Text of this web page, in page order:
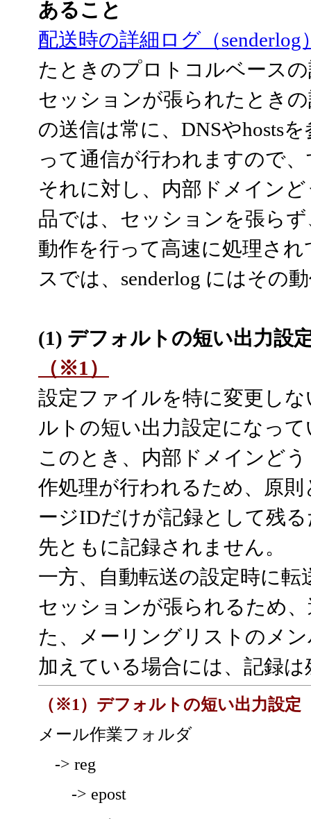
あること
配送時の詳細ログ（senderlog
たときのプロトコルベース
セッションが張られたとき
の送信は常に、DNSやhosts
って通信が行われますので
それに対し、内部ドメイン
品では、セッションを張ら
動作を行って高速に処理さ
スでは、senderlog にはその
(1) デフォルトの短い出力設
（※1）
設定ファイルを特に変更し
ルトの短い出力設定になっ
このとき、内部ドメインど
作処理が行われるため、原
ージIDだけが記録として残
先ともに記録されません。
一方、自動転送の設定時に
セッションが張られるため
た、メーリングリストのメ
加えている場合には、記録
（※1）デフォルトの短い出力設定
メール作業フォルダ
-> reg
-> epost